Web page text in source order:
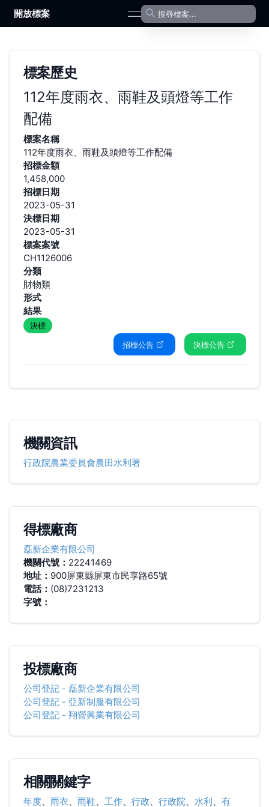
開放標案 open navigation menu
標案歷史
112年度雨衣、雨鞋及頭燈等工作
配備
標案名稱
112年度雨衣、雨鞋及頭燈等工作配備
招標金額
1,458,000
招標日期
2023-05-31
決標日期
2023-05-31
標案案號
CH1126006
分類
財物類
形式
結果
決標
招標公告
決標公告
機關資訊
行政院農業委員會農田水利署
得標廠商
磊新企業有限公司
機關代號： 22241469
地址： 900屏東縣屏東市民享路65號
電話： (08)7231213
字號：
投標廠商
公司登記- 磊新企業有限公司
公司登記- 亞新制服有限公司
公司登記- 翔營興業有限公司
相關關鍵字
年度、 雨衣、 雨鞋、 工作、 行政、 行政院、 水利 、 有